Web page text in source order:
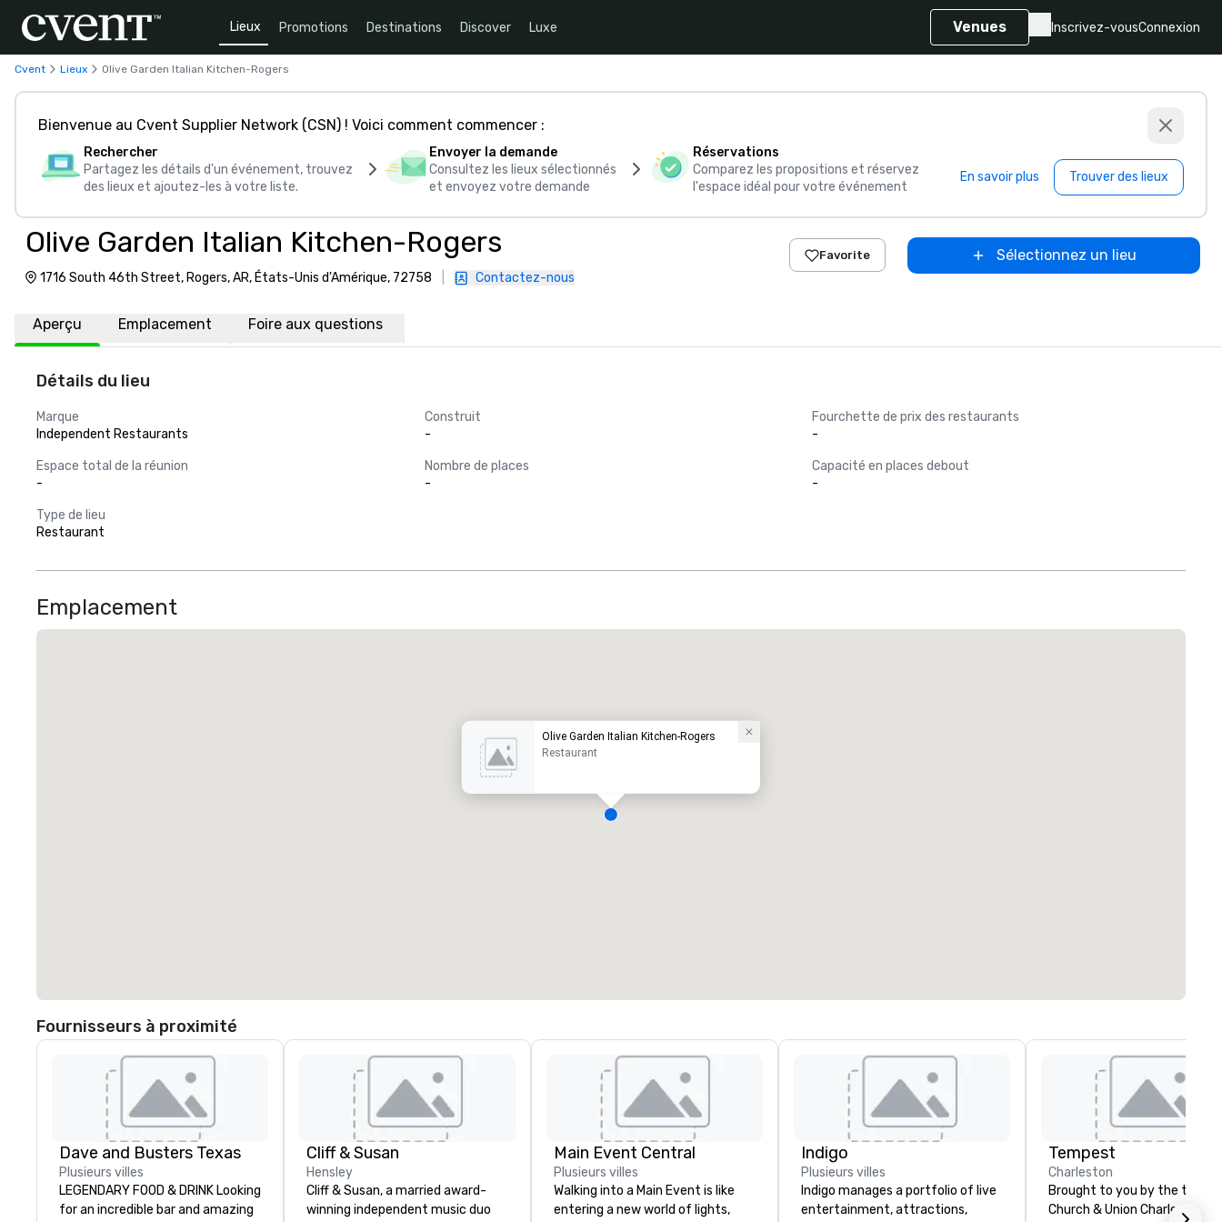
Lieux Promotions Destinations Discover Luxe Venues Inscrivez-vousConnexion
Cvent Lieux Olive Garden Italian Kitchen-Rogers
Bienvenue au Cvent Supplier Network (CSN) ! Voici comment commencer :
Rechercher
Partagez les détails d'un événement, trouvez
des lieux et ajoutez-les à votre liste.
Envoyer la demande
Consultez les lieux sélectionnés
et envoyez votre demande
Réservations
Comparez les propositions et réservez
l'espace idéal pour votre événement
En savoir plus Trouver des lieux
Olive Garden Italian Kitchen-Rogers
1716 South 46th Street, Rogers, AR, États-Unis d'Amérique, 72758 Contactez-nous
Favorite Sélectionnez un lieu
Aperçu Emplacement Foire aux questions
Détails du lieu
Marque
Independent Restaurants
Construit
-
Fourchette de prix des restaurants
-
Espace total de la réunion
-
Nombre de places
-
Capacité en places debout
-
Type de lieu
Restaurant
Emplacement
Olive Garden Italian Kitchen-Rogers
Restaurant
Fournisseurs à proximité
Dave and Busters Texas
Plusieurs villes
LEGENDARY FOOD & DRINK Looking
for an incredible bar and amazing
Cliff & Susan
Hensley
Cliff & Susan, a married award-
winning independent music duo
Main Event Central
Plusieurs villes
Walking into a Main Event is like
entering a new world of lights,
Indigo
Plusieurs villes
Indigo manages a portfolio of live
entertainment, attractions,
Tempest
Charleston
Brought to you by the team
Church & Union Charleston,